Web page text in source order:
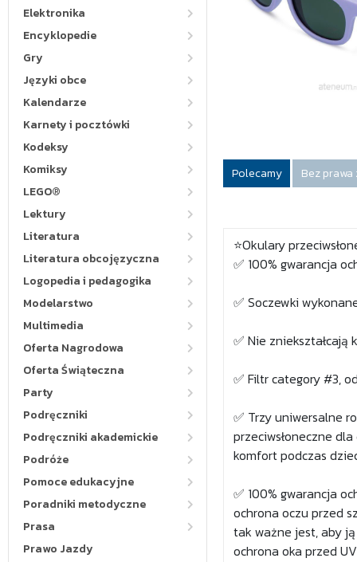
Elektronika
Encyklopedie
Gry
Języki obce
Kalendarze
Karnety i pocztówki
Kodeksy
Komiksy
LEGO®
Lektury
Literatura
Literatura obcojęzyczna
Logopedia i pedagogika
Modelarstwo
Multimedia
Oferta Nagrodowa
Oferta Świąteczna
Party
Podręczniki
Podręczniki akademickie
Podróże
Pomoce edukacyjne
Poradniki metodyczne
Prasa
Prawo Jazdy
Polecamy Bez
⭐Okulary
✅ 100% gwarancja
✅ Soczewki
✅ Nie zniekształcają
✅ Filtr category #3,
✅ Trzy uniwersalne
przeciwsłoneczne
komfort podczas
✅ 100% gwarancja
ochrona oczu przed
tak ważne jest, aby
ochrona oka przed